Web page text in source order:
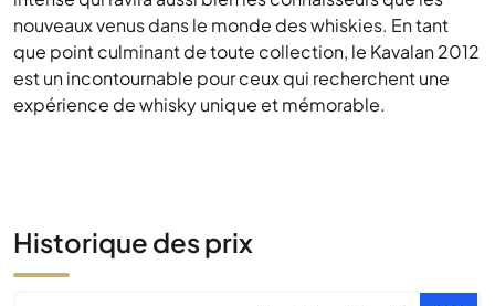
nouveaux venus dans le monde des whiskies. En tant
que point culminant de toute collection, le Kavalan 2012
est un incontournable pour ceux qui recherchent une
expérience de whisky unique et mémorable.
Historique des prix